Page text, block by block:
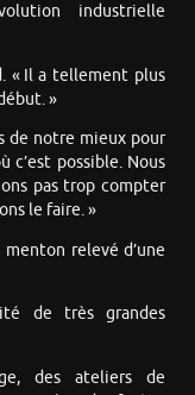
industrielle
« Il a tellement plus
»
de notre mieux pour
c’est possible. Nous
pas trop compter
le faire. »
relevé d’une
de très grandes
des ateliers de